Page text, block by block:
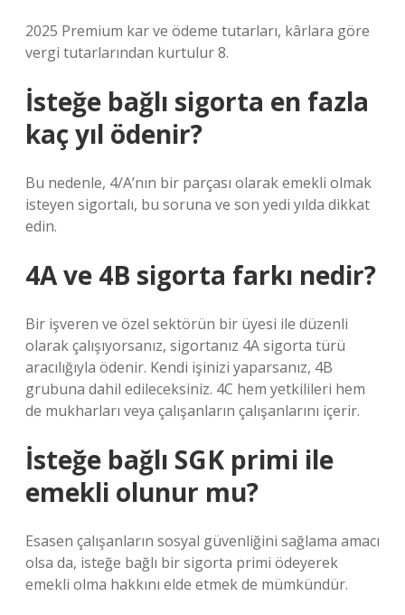
2025 Premium kar ve ödeme tutarları, kârlara göre
vergi tutarlarından kurtulur 8.
İsteğe bağlı sigorta en fazla
kaç yıl ödenir?
Bu nedenle, 4/A’nın bir parçası olarak emekli olmak
isteyen sigortalı, bu soruna ve son yedi yılda dikkat
edin.
4A ve 4B sigorta farkı nedir?
Bir işveren ve özel sektörün bir üyesi ile düzenli
olarak çalışıyorsanız, sigortanız 4A sigorta türü
aracılığıyla ödenir. Kendi işinizi yaparsanız, 4B
grubuna dahil edileceksiniz. 4C hem yetkilileri hem
de mukharları veya çalışanların çalışanlarını içerir.
İsteğe bağlı SGK primi ile
emekli olunur mu?
Esasen çalışanların sosyal güvenliğini sağlama amacı
olsa da, isteğe bağlı bir sigorta primi ödeyerek
emekli olma hakkını elde etmek de mümkündür.